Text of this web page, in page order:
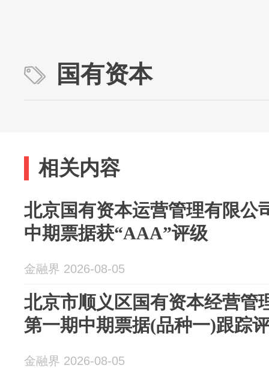
国有资本
相关内容
北京国有资本运营管理有限公
中期票据获“AAA”评级
金融界 2026-08-05
北京市顺义区国有资本经营管
第一期中期票据(品种一)跟踪
金融界 2026-08-05